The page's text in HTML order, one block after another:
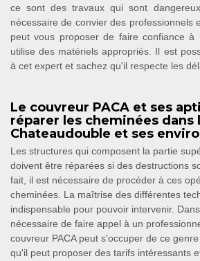
ce sont des travaux qui sont
nécessaire de convier des professionnels
peut vous proposer de faire confiance à
utilise des matériels appropriés. Il est
à cet expert et sachez qu'il respecte les
Le couvreur PACA et ses
réparer les cheminées dans
Chateaudouble et ses
Les structures qui composent la partie
doivent être réparées si des destructions
fait, il est nécessaire de procéder à ces
cheminées. La maîtrise des différentes
indispensable pour pouvoir intervenir.
nécessaire de faire appel à un
couvreur PACA peut s'occuper de ce
qu'il peut proposer des tarifs intéressants